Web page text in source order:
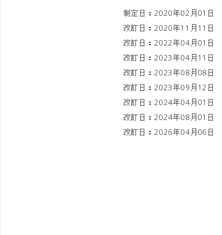
制定日：2020年02月01日
改訂日：2020年11月11日
改訂日：2022年04月01日
改訂日：2023年04月11日
改訂日：2023年08月08日
改訂日：2023年09月12日
改訂日：2024年04月01日
改訂日：2024年08月01日
改訂日：2026年04月06日